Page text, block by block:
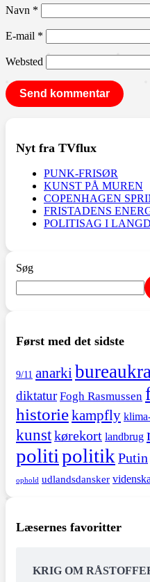
Navn *
E-mail *
Websted
Nyt fra TVflux
PUNK-FRISØR
KUNST PÅ MUREN
COPENHAGEN
FRISTADENS
POLITISAG I
Søg
Først med det sidste
9/11 anarki
diktatur Fogh Rasmussen
historiekampfly
kunstkørekort landbrug
politipolitikPutin
ophold udlandsdansker
Læsernes favoritter
KRIG OM